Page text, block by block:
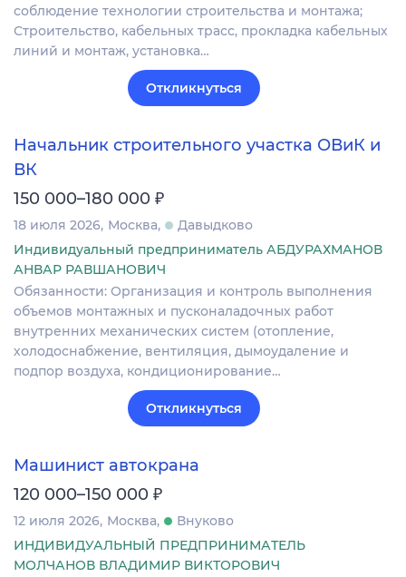
соблюдение технологии строительства и монтажа;
Строительство, кабельных трасс, прокладка кабельных
линий и монтаж, установка…
Откликнуться
Начальник строительного участка ОВиК и
ВК
150 000–180 000 ₽
18 июля 2026 Москва
Давыдково
Индивидуальный предприниматель АБДУРАХМАНОВ
АНВАР РАВШАНОВИЧ
Обязанности: Организация и контроль выполнения
объемов монтажных и пусконаладочных работ
внутренних механических систем (отопление,
холодоснабжение, вентиляция, дымоудаление и
подпор воздуха, кондиционирование…
Откликнуться
Машинист автокрана
120 000–150 000 ₽
12 июля 2026 Москва
Внуково
ИНДИВИДУАЛЬНЫЙ ПРЕДПРИНИМАТЕЛЬ
МОЛЧАНОВ ВЛАДИМИР ВИКТОРОВИЧ